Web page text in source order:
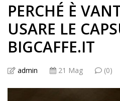
PERCHÉ È
USARE LE
BIGCAFFE.IT
admin 21 Mag (0)